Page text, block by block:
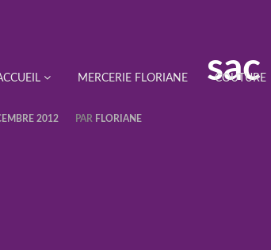
MERCERIE FLORIANE COUTURE
2012 PAR FLORIANE